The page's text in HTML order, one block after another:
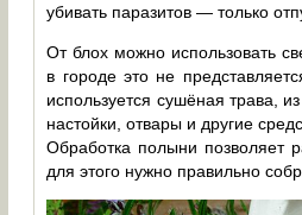
убивать паразитов — только
От блох можно использовать
в городе это не
используется сушёная трава,
настойки, отвары и другие
Обработка полыни позволяет
для этого нужно правильно